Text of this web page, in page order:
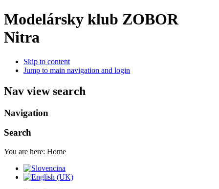
Modelársky klub ZOBOR
Nitra
Skip to content
Jump to main navigation and login
Nav view search
Navigation
Search
You are here: Home